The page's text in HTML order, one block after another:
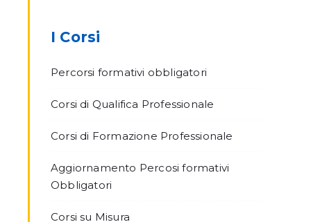
I Corsi
Percorsi formativi obbligatori
Corsi di Qualifica Professionale
Corsi di Formazione Professionale
Aggiornamento Percosi formativi
Obbligatori
Corsi su Misura